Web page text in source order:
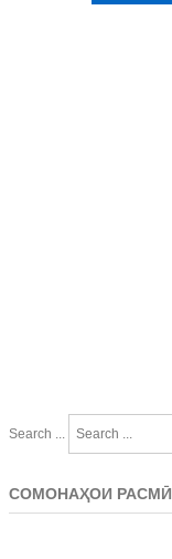
Search ...
СОМОНАҲОИ РАСМӢ